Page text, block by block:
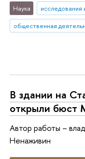
Наука исследования
общественная
В здании на
открыли бюст
Автор работы –
Ненаживин